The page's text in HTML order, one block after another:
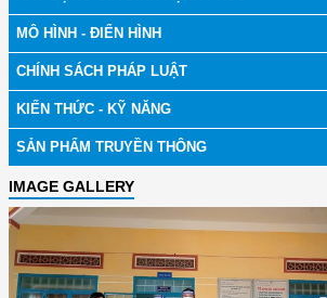
MÔ HÌNH - ĐIỂN HÌNH
CHÍNH SÁCH PHÁP LUẬT
KIẾN THỨC - KỸ NĂNG
SẢN PHẨM TRUYỀN THÔNG
IMAGE GALLERY